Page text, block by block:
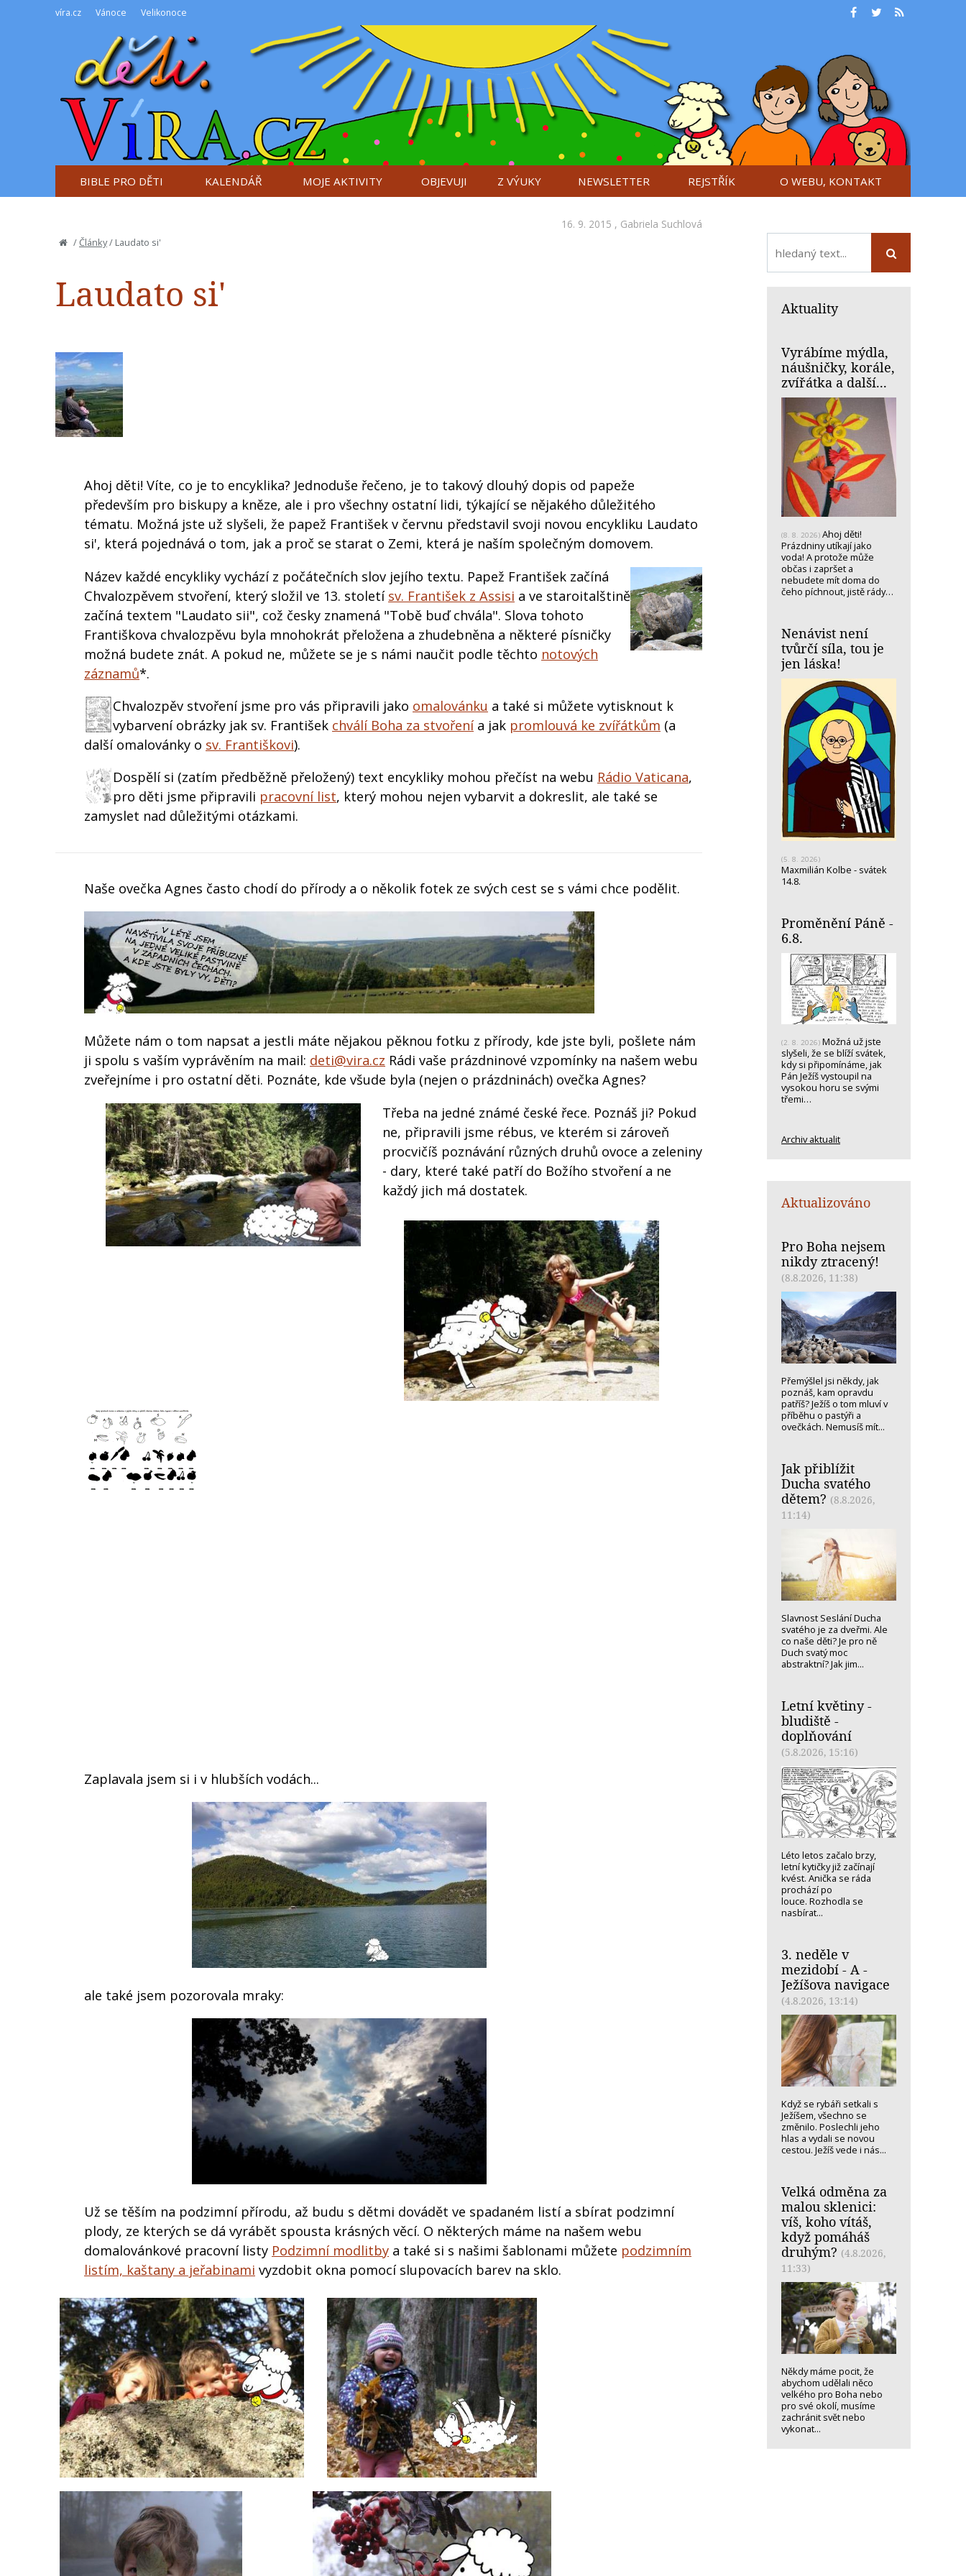
víra.cz Vánoce Velikonoce
BIBLE PRO DĚTI KALENDÁŘ MOJE AKTIVITY OBJEVUJI Z VÝUKY NEWSLETTER REJSTŘÍK O WEBU, KONTAKT
16. 9. 2015 , Gabriela Suchlová
/Články/ Laudato si'
Laudato si'
Ahoj děti! Víte, co je to encyklika? Jednoduše řečeno, je to takový dlouhý dopis od papeže
především pro biskupy a kněze, ale i pro všechny ostatní lidi, týkající se nějakého důležitého
tématu. Možná jste už slyšeli, že papež František v červnu představil svoji novou encykliku Laudato
si', která pojednává o tom, jak a proč se starat o Zemi, která je naším společným domovem.
Název každé encykliky vychází z počátečních slov jejího textu. Papež František začíná
Chvalozpěvem stvoření, který složil ve 13. století sv. František z Assisi a ve staroitalštině
začíná textem "Laudato sii", což česky znamená "Tobě buď chvála". Slova tohoto
Františkova chvalozpěvu byla mnohokrát přeložena a zhudebněna a některé písničky
možná budete znát. A pokud ne, můžete se je s námi naučit podle těchto notových
záznamů*.
Chvalozpěv stvoření jsme pro vás připravili jako omalovánku a také si můžete vytisknout k
vybarvení obrázky jak sv. František chválí Boha za stvořenía jak promlouvá ke zvířátkům (a
další omalovánky o sv. Františkovi).
Dospělí si (zatím předběžně přeložený) text encykliky mohou přečíst na webu Rádio Vaticana,
pro děti jsme připravili pracovní list, který mohou nejen vybarvit a dokreslit, ale také se
zamyslet nad důležitými otázkami.
Naše ovečka Agnes často chodí do přírody a o několik fotek ze svých cest se s vámi chce podělit.
Můžete nám o tom napsat a jestli máte nějakou pěknou fotku z přírody, kde jste byli, pošlete nám
ji spolu s vaším vyprávěním na mail: deti@vira.cz Rádi vaše prázdninové vzpomínky na našem webu
zveřejníme i pro ostatní děti. Poznáte, kde všude byla (nejen o prázdninách) ovečka Agnes?
Třeba na jedné známé české řece. Poznáš ji? Pokud
ne, připravili jsme rébus, ve kterém si zároveň
procvičíš poznávání různých druhů ovoce a zeleniny
- dary, které také patří do Božího stvoření a ne
každý jich má dostatek.
Zaplavala jsem si i v hlubších vodách...
ale také jsem pozorovala mraky:
Už se těším na podzimní přírodu, až budu s dětmi dovádět ve spadaném listí a sbírat podzimní
plody, ze kterých se dá vyrábět spousta krásných věcí. O některých máme na našem webu
domalovánkové pracovní listy Podzimní modlitby a také si s našimi šablonami můžete podzimním
listím, kaštany a jeřabinami vyzdobit okna pomocí slupovacích barev na sklo.
Aktuality
Vyrábíme mýdla,
náušničky, korále,
zvířátka a další...
(8. 8. 2026) Ahoj děti!
Prázdniny utíkají jako
voda! A protože může
občas i zapršet a
nebudete mít doma do
čeho píchnout, jistě rády…
Nenávist není
tvůrčí síla, tou je
jen láska!
(5. 8. 2026)
Maxmilián Kolbe - svátek
14.8.
Proměnění Páně -
6.8.
(2. 8. 2026) Možná už jste
slyšeli, že se blíží svátek,
kdy si připomínáme, jak
Pán Ježíš vystoupil na
vysokou horu se svými
třemi…
Archiv aktualit
Aktualizováno
Pro Boha nejsem
nikdy ztracený!
(8.8.2026, 11:38)
Přemýšlel jsi někdy, jak
poznáš, kam opravdu
patříš? Ježíš o tom mluví v
příběhu o pastýři a
ovečkách. Nemusíš mít...
Jak přiblížit
Ducha svatého
dětem? (8.8.2026,
11:14)
Slavnost Seslání Ducha
svatého je za dveřmi. Ale
co naše děti? Je pro ně
Duch svatý moc
abstraktní? Jak jim...
Letní květiny -
bludiště -
doplňování
(5.8.2026, 15:16)
Léto letos začalo brzy,
letní kytičky již začínají
kvést. Anička se ráda
prochází po
louce. Rozhodla se
nasbírat...
3. neděle v
mezidobí - A -
Ježíšova navigace
(4.8.2026, 13:14)
Když se rybáři setkali s
Ježíšem, všechno se
změnilo. Poslechli jeho
hlas a vydali se novou
cestou. Ježíš vede i nás...
Velká odměna za
malou sklenici:
víš, koho vítáš,
když pomáháš
druhým? (4.8.2026,
11:33)
Někdy máme pocit, že
abychom udělali něco
velkého pro Boha nebo
pro své okolí, musíme
zachránit svět nebo
vykonat...